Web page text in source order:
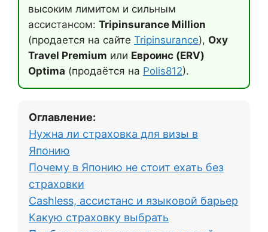
высоким лимитом и сильным
ассистансом: Tripinsurance Million
(продается на сайте Tripinsurance), Oxy
Travel Premium или Евроинс (ERV)
Optima (продаётся на Polis812).
Оглавление:
Нужна ли страховка для визы в
Японию
Почему в Японию не стоит ехать без
страховки
Cashless, ассистанс и языковой барьер
Какую страховку выбрать